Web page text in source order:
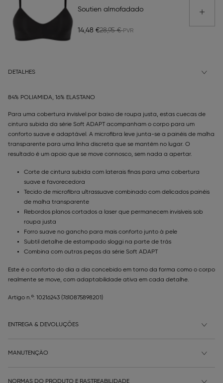
Soutien almofadado
14,48 €28,95 €
DETALHES
84% POLIAMIDA, 16% ELASTANO
Para uma cobertura invisível por baixo de roupa justa, estas cuecas de
cintura subida da série Soft ADAPT acompanham o corpo para um
conforto suave e adaptável. A microfibra leve junta-se a painéis de malha
transparente para uma linha discreta que se mantém no lugar. O
resultado é um apoio que se move connosco, sem nada a apertar.
Corte de cintura subida com laterais finas para uma cobertura
suave e favorecedora
Tecido de microfibra ultrassuave combinado com delicados painéis
de malha transparente
Rebordos planos cortados a laser que permanecem invisíveis sob
roupa justa
Forro suave no gancho para mais conforto junto à pele
Subtil detalhe de estampado sloggi na parte de trás
Combina com outras peças da série Soft ADAPT
Este é o conforto do dia a dia concebido em torno da forma como o corpo
realmente se move, com adaptabilidade ativa em cada detalhe.
Artigo n.º: 10216243 (7610875898201)
ENTREGA & DEVOLUÇÕES
MANUTENÇÃO
NORMAS DO PRODUTO E RASTREABILIDADE